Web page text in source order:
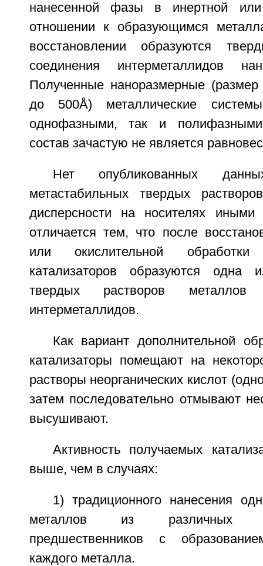
нанесенной фазы в инертной или
отношении к образующимся
восстановлении образуются
соединения интерметаллидов
Полученные наноразмерные (размер
до 500Å) металлические
однофазными, так и
состав зачастую не является
Нет опубликованных
метастабильных твердых
дисперсности на носителях
отличается тем, что после
или окислительной
катализаторов образуются одна
твердых растворов
интерметаллидов.
Как вариант дополнительной
катализаторы помещают на
растворы неорганических кислот
затем последовательно отмывают
высушивают.
Активность получаемых
выше, чем в случаях:
1) традиционного нанесения
металлов из различных
предшественников с
каждого металла.